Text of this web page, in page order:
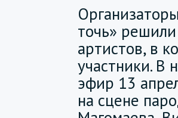
точь»
артистов, в
участники. В
эфир 13
на сцене